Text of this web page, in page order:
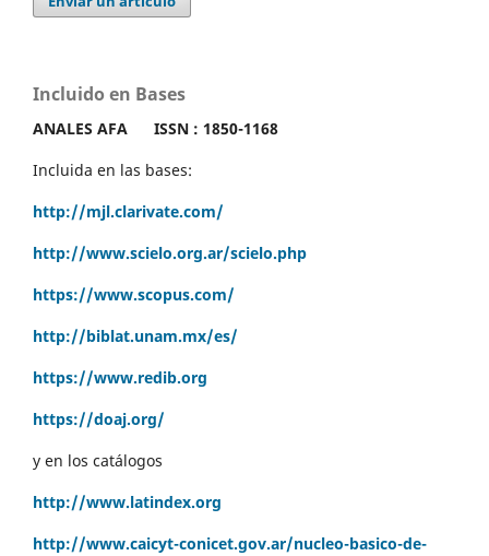
Incluido en Bases
ANALES AFA ISSN : 1850-1168
Incluida en las bases:
http://mjl.clarivate.com/
http://www.scielo.org.ar/scielo.php
https://www.scopus.com/
http://biblat.unam.mx/es/
https://www.redib.org
https://doaj.org/
y en los catálogos
http://www.latindex.org
http://www.caicyt-conicet.gov.ar/nucleo-basico-de-